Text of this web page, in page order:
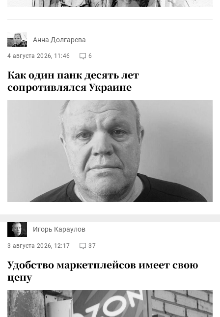
Анна Долгарева
4 августа 2026, 11:46 6
Как один панк десять лет
сопротивлялся Украине
Игорь Караулов
3 августа 2026, 12:17 37
Удобство маркетплейсов имеет свою
цену